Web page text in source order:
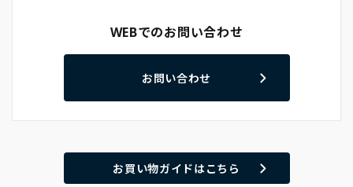
WEBでのお問い合わせ
お問い合わせ
お買い物ガイドはこちら